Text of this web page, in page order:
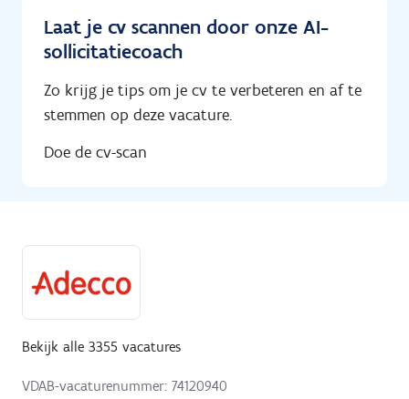
Laat je cv scannen door onze AI-
sollicitatiecoach
Zo krijg je tips om je cv te verbeteren en af te
stemmen op deze vacature.
Doe de cv-scan
Bekijk alle 3355 vacatures
VDAB-vacaturenummer: 74120940